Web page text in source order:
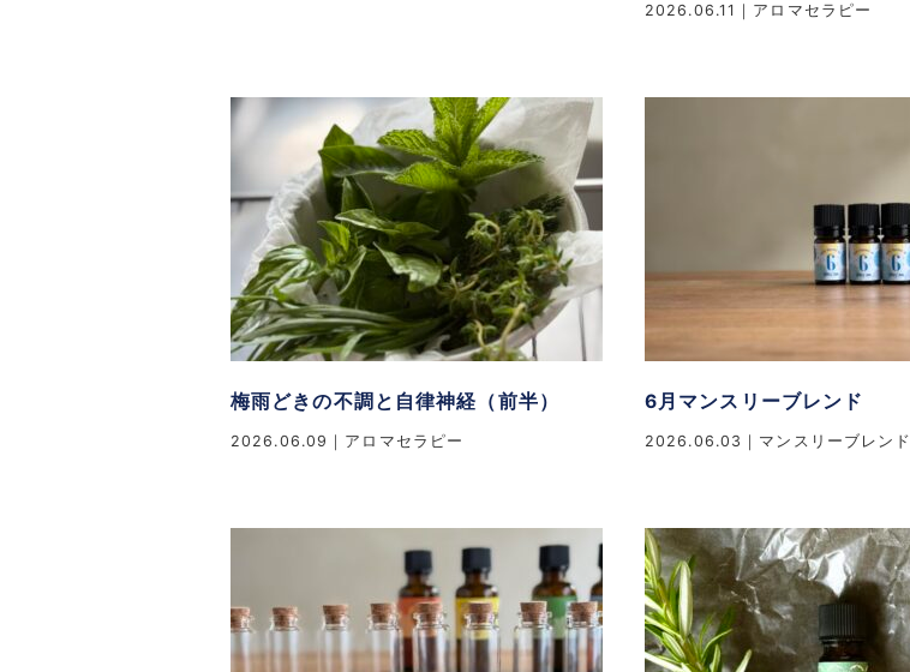
2026.06.11 アロマセラピー
梅雨どきの不調と自律神経（前半）
2026.06.09 アロマセラピー
6月マンスリーブレンド
2026.06.03 マンスリーブレンド